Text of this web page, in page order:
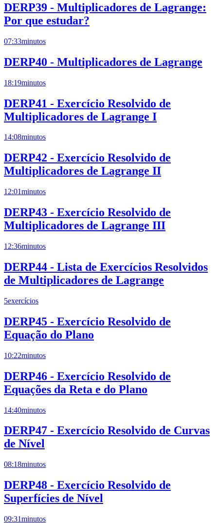
DERP39 - Multiplicadores de Lagrange:
Por que estudar?
07:33minutos
DERP40 - Multiplicadores de Lagrange
18:19minutos
DERP41 - Exercício Resolvido de
Multiplicadores de Lagrange I
14:08minutos
DERP42 - Exercício Resolvido de
Multiplicadores de Lagrange II
12:01minutos
DERP43 - Exercício Resolvido de
Multiplicadores de Lagrange III
12:36minutos
DERP44 - Lista de Exercícios Resolvidos
de Multiplicadores de Lagrange
5exercícios
DERP45 - Exercício Resolvido de
Equação do Plano
10:22minutos
DERP46 - Exercício Resolvido de
Equações da Reta e do Plano
14:40minutos
DERP47 - Exercício Resolvido de Curvas
de Nível
08:18minutos
DERP48 - Exercício Resolvido de
Superfícies de Nível
09:31minutos